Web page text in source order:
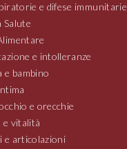
e difese immunitarie
Salute
e intolleranze
e bambino
e orecchie
e vitalità
e articolazioni